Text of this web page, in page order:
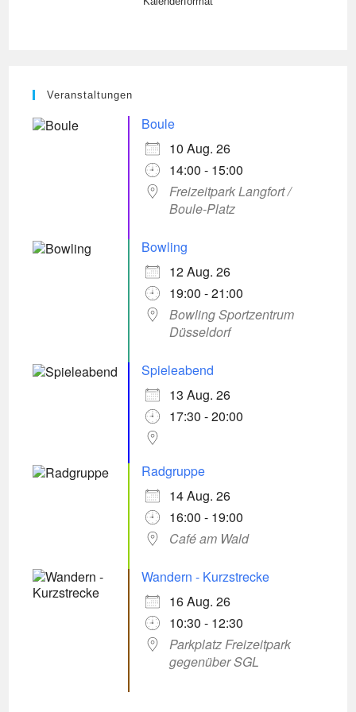
Veranstaltungen
Boule
10 Aug. 26
14:00 - 15:00
Freizeitpark Langfort /
Boule-Platz
Bowling
12 Aug. 26
19:00 - 21:00
Bowling Sportzentrum
Düsseldorf
Spieleabend
13 Aug. 26
17:30 - 20:00
Radgruppe
14 Aug. 26
16:00 - 19:00
Café am Wald
Wandern - Kurzstrecke
16 Aug. 26
10:30 - 12:30
Parkplatz Freizeitpark
gegenüber SGL